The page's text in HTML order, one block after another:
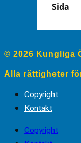
Sida
© 2026 Kungliga
Alla rättigheter
Copyright
Kontakt
Copyright